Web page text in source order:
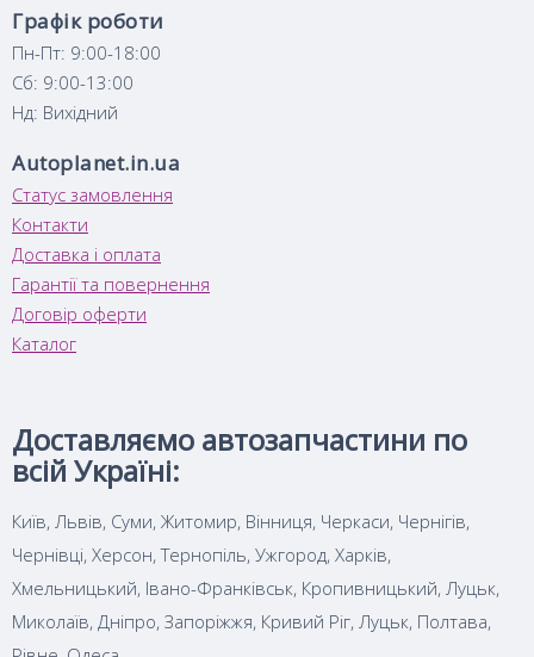
Графік роботи
Пн-Пт: 9:00-18:00
Сб: 9:00-13:00
Нд: Вихідний
Autoplanet.in.ua
Статус замовлення
Контакти
Доставка і оплата
Гарантії та повернення
Договір оферти
Каталог
Доставляємо автозапчастини по
всій Україні:
Київ, Львів, Суми, Житомир, Вінниця, Черкаси, Чернігів,
Чернівці, Херсон, Тернопіль, Ужгород, Харків,
Хмельницький, Івано-Франківськ, Кропивницький, Луцьк,
Миколаїв, Дніпро, Запоріжжя, Кривий Ріг, Луцьк, Полтава,